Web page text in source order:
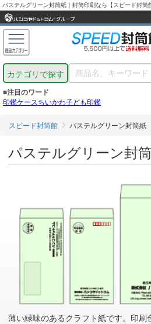
パステルグリーン封筒紙｜封筒印刷なら【スピード封筒
カテゴリで探す
■注目のワード
印鑑ケースちいかわ子ども印鑑
スピード封筒館 パステルグリーン封筒紙
パステルグリーン封
薄い緑味のあるクラフト紙です。印刷